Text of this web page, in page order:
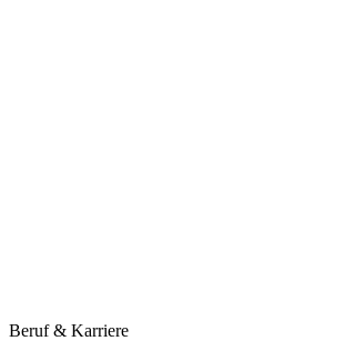
Beruf & Karriere